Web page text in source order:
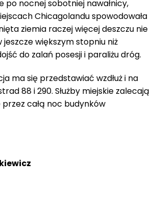
po nocnej sobotniej nawałnicy,
Chicagolandu spowodowała
ziemia raczej więcej deszczu nie
większym stopniu niż
do zalań posesji i paraliżu dróg.
ma się przedstawiać wzdłuż i na
88 i 290. Służby miejskie zalecają
przez całą noc budynków